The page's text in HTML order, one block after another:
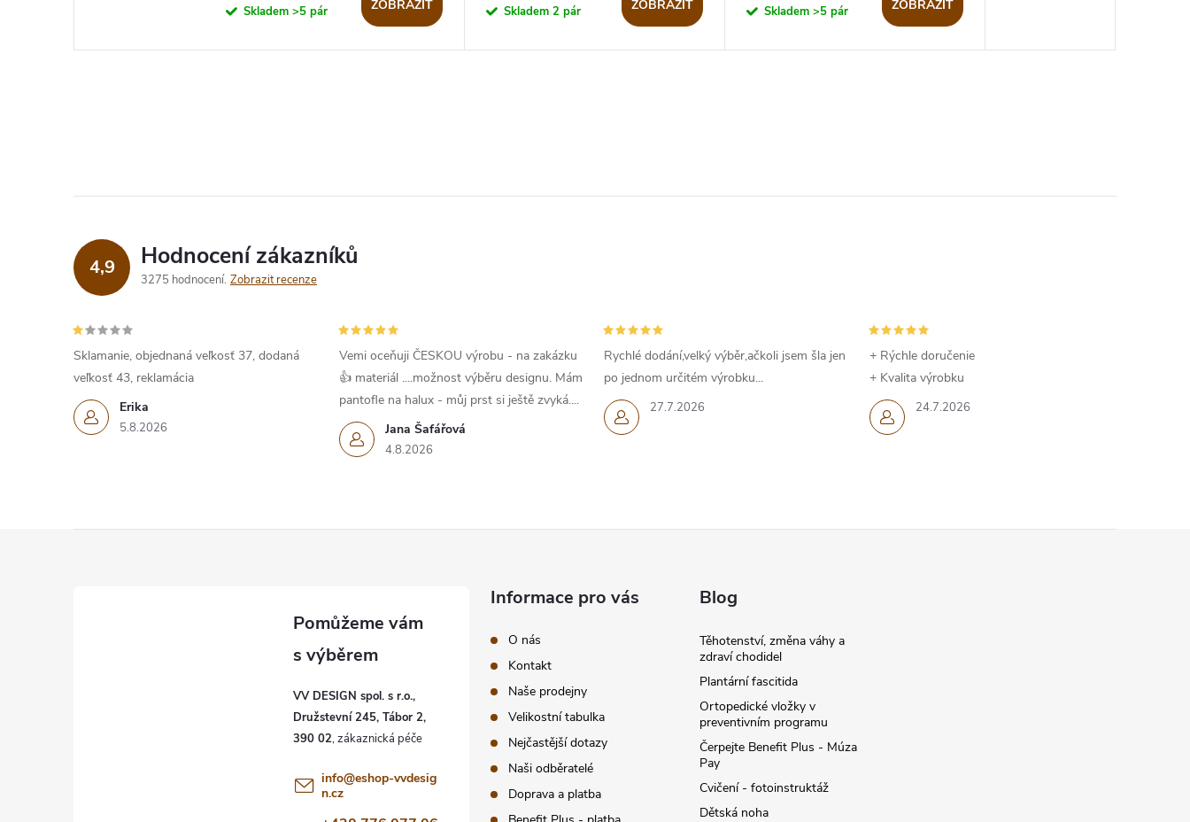
Skladem >5 pár ZOBRAZIT Skladem 2 pár ZOBRAZIT Skladem >5 pár ZOBRAZIT
4,9 Hodnocení zákazníků
3275 hodnocení Zobrazit recenze
Erika
5.8.2026
Sklamanie, objednaná veľkosť 37, dodaná
veľkosť 43, reklamácia
Jana Šafářová
4.8.2026
Vemi oceňuji ČESKOU výrobu - na zakázku
👍 materiál ....možnost výběru designu. Mám
pantofle na halux - můj prst si ještě zvyká....
27.7.2026
Rychlé dodání,velký výběr,ačkoli jsem šla jen
po jednom určitém výrobku...
24.7.2026
+ Rýchle doručenie
+ Kvalita výrobku
VV DESIGN spol. s r.o.,
Družstevní 245, Tábor 2,
390 02
info@eshop-vvdesig
n.cz
Informace pro vás
O nás
Kontakt
Naše prodejny
Velikostní tabulka
Nejčastější dotazy
Naši odběratelé
Doprava a platba
Blog
Těhotenství, změna váhy a
zdraví chodidel
Plantární fascitida
Ortopedické vložky v
preventivním programu
Čerpejte Benefit Plus - Múza
Pay
Cvičení - fotoinstruktáž
Dětská noha